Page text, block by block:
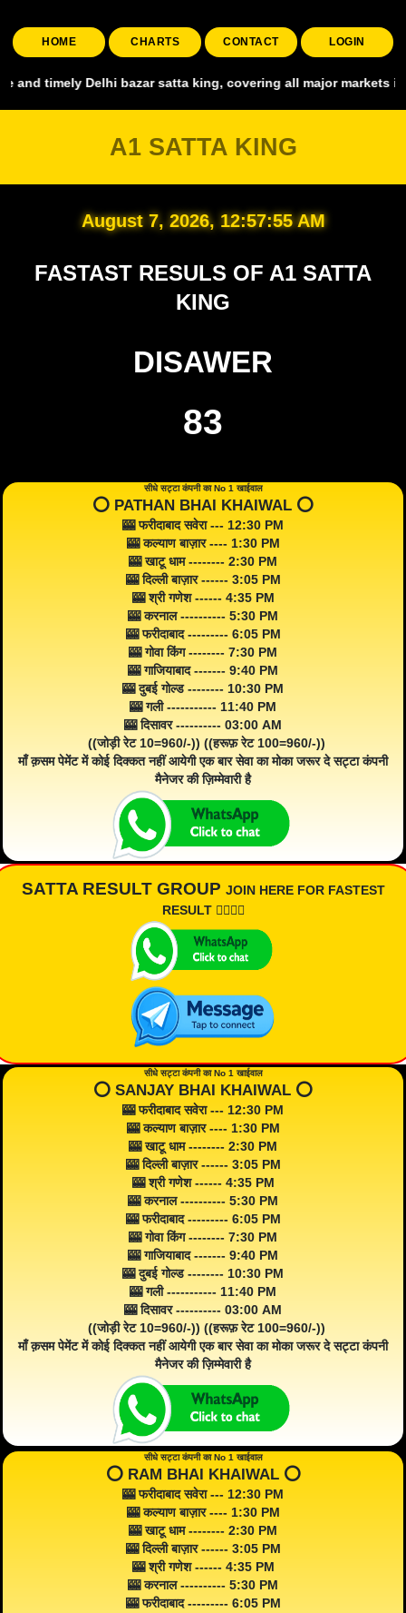
HOME CHARTS CONTACT LOGIN
Delhi bazar satta king, covering all major markets including
A1 SATTA KING
August 7, 2026, 12:57:56 AM
FASTAST RESULS OF A1 SATTA
KING
DISAWER
83
सीधे सट्टा कंपनी का No 1 खाईवाल
⭕️ PATHAN BHAI KHAIWAL ⭕️
🎰 फरीदाबाद सवेरा --- 12:30 PM
🎰 कल्याण बाज़ार ---- 1:30 PM
🎰 खाटू धाम -------- 2:30 PM
🎰 दिल्ली बाज़ार ------ 3:05 PM
🎰 श्री गणेश ------ 4:35 PM
🎰 करनाल ---------- 5:30 PM
🎰 फरीदाबाद --------- 6:05 PM
🎰 गोवा किंग -------- 7:30 PM
🎰 गाजियाबाद ------- 9:40 PM
🎰 दुबई गोल्ड -------- 10:30 PM
🎰 गली ----------- 11:40 PM
🎰 दिसावर ---------- 03:00 AM
((जोड़ी रेट 10=960/-)) ((हरूफ़ रेट 100=960/-))
माँ क़सम पेमेंट में कोई दिक्कत नहीं आयेगी एक बार सेवा का मोका जरूर दे सट्टा कंपनी
मैनेजर की ज़िम्मेवारी है
SATTA RESULT GROUP JOIN HERE FOR FASTEST
RESULT 👇🏾👇🏾
सीधे सट्टा कंपनी का No 1 खाईवाल
⭕️ SANJAY BHAI KHAIWAL ⭕️
🎰 फरीदाबाद सवेरा --- 12:30 PM
🎰 कल्याण बाज़ार ---- 1:30 PM
🎰 खाटू धाम -------- 2:30 PM
🎰 दिल्ली बाज़ार ------ 3:05 PM
🎰 श्री गणेश ------ 4:35 PM
🎰 करनाल ---------- 5:30 PM
🎰 फरीदाबाद --------- 6:05 PM
🎰 गोवा किंग -------- 7:30 PM
🎰 गाजियाबाद ------- 9:40 PM
🎰 दुबई गोल्ड -------- 10:30 PM
🎰 गली ----------- 11:40 PM
🎰 दिसावर ---------- 03:00 AM
((जोड़ी रेट 10=960/-)) ((हरूफ़ रेट 100=960/-))
माँ क़सम पेमेंट में कोई दिक्कत नहीं आयेगी एक बार सेवा का मोका जरूर दे सट्टा कंपनी
मैनेजर की ज़िम्मेवारी है
सीधे सट्टा कंपनी का No 1 खाईवाल
⭕️ RAM BHAI KHAIWAL ⭕️
🎰 फरीदाबाद सवेरा --- 12:30 PM
🎰 कल्याण बाज़ार ---- 1:30 PM
🎰 खाटू धाम -------- 2:30 PM
🎰 दिल्ली बाज़ार ------ 3:05 PM
🎰 श्री गणेश ------ 4:35 PM
🎰 करनाल ---------- 5:30 PM
🎰 फरीदाबाद --------- 6:05 PM